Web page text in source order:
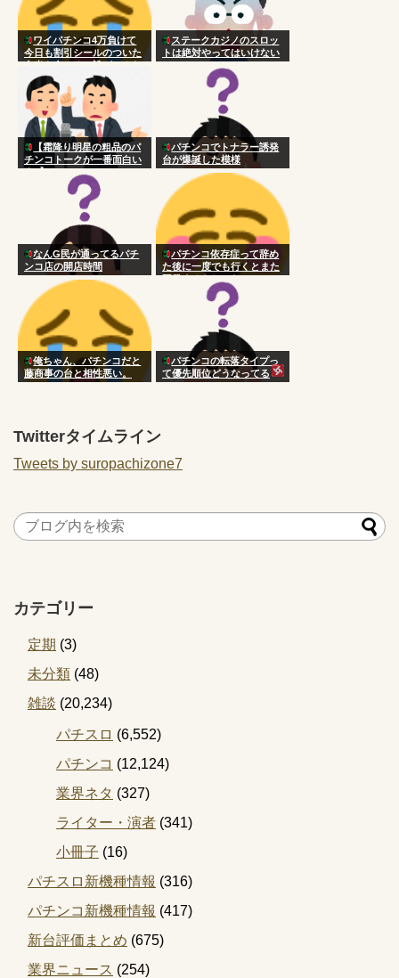
ワイパチンコ4万負けて
今日も割引シールのついた
弁当を食べる 誰がこんな
国にした
ステークカジノのスロッ
トは絶対やってはいけない
【霜降り明星の粗品のパ
チンコトークが一番面白い
★1】
パチンコでトナラー誘発
台が爆誕した模様
なんG民が通ってるパチ
ンコ店の開店時間
パチンコ依存症って辞め
た後に一度でも行くとまた
再発するらしいな
俺ちゃん、パチンコだと
藤商事の台と相性悪い。
パチンコの転落タイプっ
て優先順位どうなってる
の？
Twitterタイムライン
Tweets by suropachizone7
カテゴリー
定期 (3)
未分類 (48)
雑談 (20,234)
パチスロ (6,552)
パチンコ (12,124)
業界ネタ (327)
ライター・演者 (341)
小冊子 (16)
パチスロ新機種情報 (316)
パチンコ新機種情報 (417)
新台評価まとめ (675)
業界ニュース (254)